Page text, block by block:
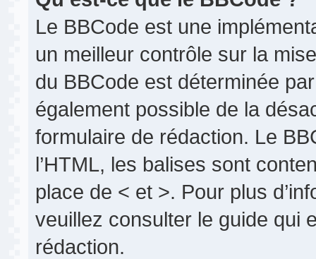
Le BBCode est une
un meilleur contrôle sur la
du BBCode est déterminée
également possible de la
formulaire de rédaction. Le
l’HTML, les balises sont
place de < et >. Pour plus
veuillez consulter le guide qui
rédaction.